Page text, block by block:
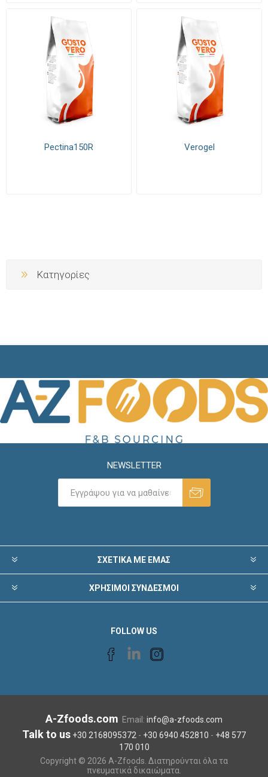
Pectina150R Verogel
Κατηγορίες
NEWSLETTER
ΣΧΕΤΙΚΑ ΜΕ ΕΜΑΣ
ΧΡΗΣΙΜΟΙ ΣΥΝΔΕΣΜΟΙ
FOLLOW US
A-Zfoods.com Email: info@a-zfoods.com
Talk to us +30 2168095372 - +30 6940 452810 - +48 577
170 010
Copyright © 2026 A-Zfoods. Διατηρούνται όλα τα
πνευματικά δικαιώματα.